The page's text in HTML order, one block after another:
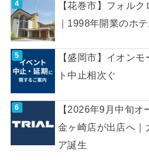
【花巻市】フォル
｜1998年開業のホ
【盛岡市】イオン
ト中止相次ぐ
【2026年9月中旬
金ヶ崎店が出店へ｜
ア誕生